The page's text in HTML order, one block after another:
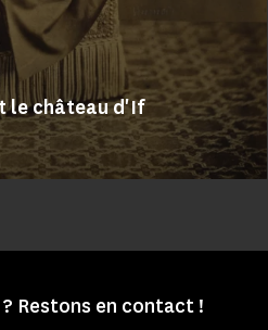
le château d'If
Restons en contact !